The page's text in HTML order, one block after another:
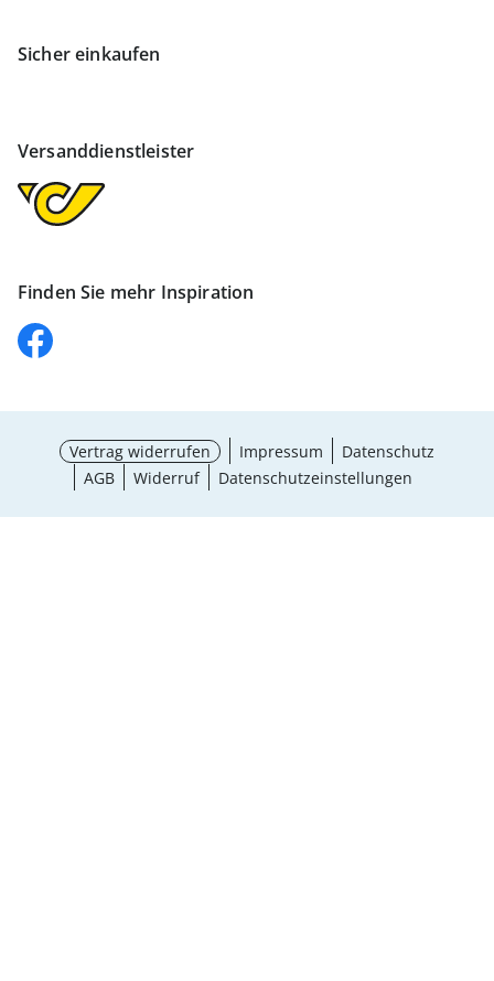
Sicher einkaufen
Versanddienstleister
Finden Sie mehr Inspiration
Vertrag widerrufen Impressum
Datenschutz
AGB
Widerruf Datenschutzeinstellungen